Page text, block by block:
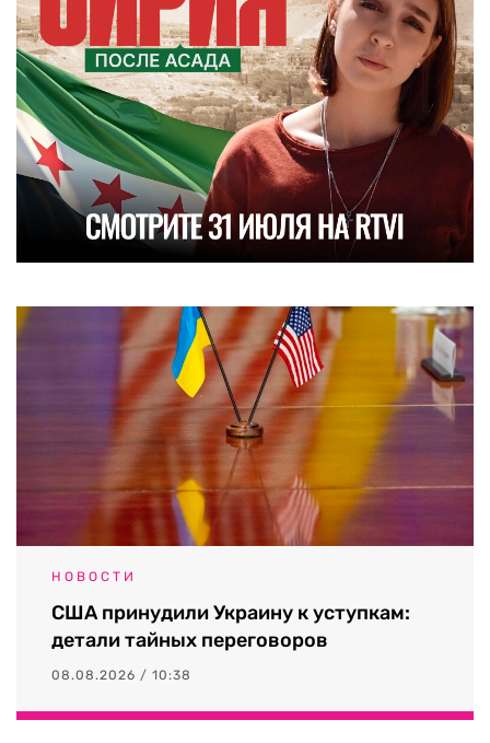
НОВОСТИ
США принудили Украину к уступкам:
детали тайных переговоров
08.08.2026 / 10:38